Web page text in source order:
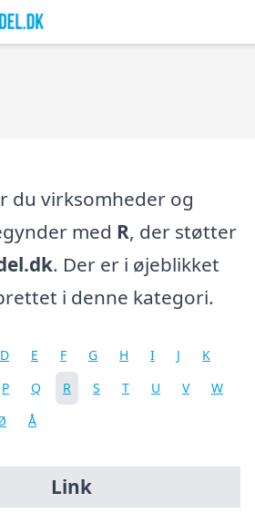
du virksomheder og
med R, der støtter
. Der er i øjeblikket
i denne kategori.
D E F G H I J
K
P Q R S T U V
W
Å
Link